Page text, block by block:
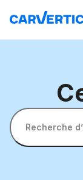
Recherche